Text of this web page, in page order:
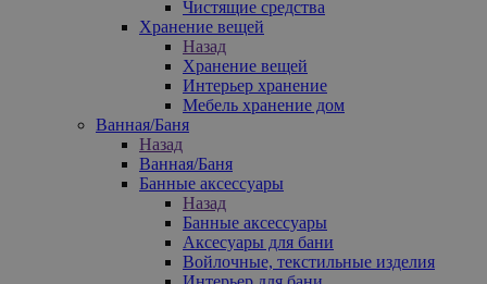
Чистящие средства
Хранение вещей
Назад
Хранение вещей
Интерьер хранение
Мебель хранение дом
Ванная/Баня
Назад
Ванная/Баня
Банные аксессуары
Назад
Банные аксессуары
Аксесуары для бани
Войлочные, текстильные изделия